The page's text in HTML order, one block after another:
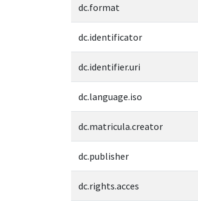
dc.format
dc.identificator
dc.identifier.uri
dc.language.iso
dc.matricula.creator
dc.publisher
dc.rights.acces